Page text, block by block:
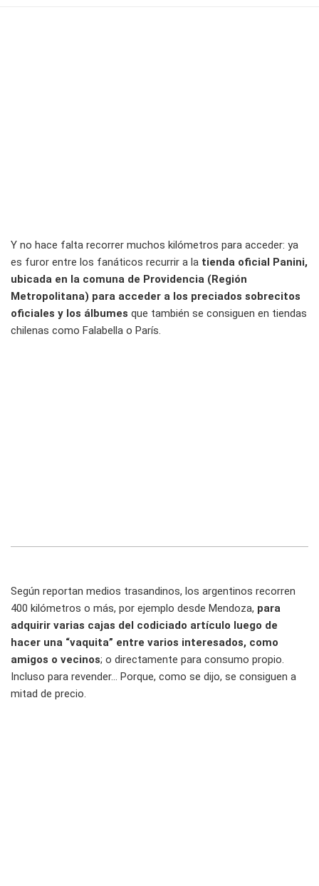
Y no hace falta recorrer muchos kilómetros para acceder: ya
es furor entre los fanáticos recurrir a la tienda oficial Panini,
ubicada en la comuna de Providencia (Región
Metropolitana) para acceder a los preciados sobrecitos
oficiales y los álbumes que también se consiguen en tiendas
chilenas como Falabella o París.
Según reportan medios trasandinos, los argentinos recorren
400 kilómetros o más, por ejemplo desde Mendoza, para
adquirir varias cajas del codiciado artículo luego de
hacer una “vaquita” entre varios interesados, como
amigos o vecinos; o directamente para consumo propio.
Incluso para revender… Porque, como se dijo, se consiguen a
mitad de precio.